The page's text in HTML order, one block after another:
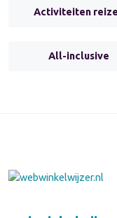
Activiteiten
All-inclusive